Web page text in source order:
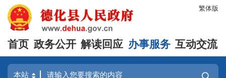
繁体版
首页 政务公开 解读回应 办事服务 互动交流